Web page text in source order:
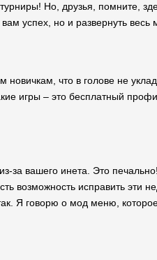
Но, друзья, помните,
успех, но и развернуть весь
что в голове не
игры – это бесплатный
за вашего инета. Это
возможность исправить эти
Я говорю о мод меню,